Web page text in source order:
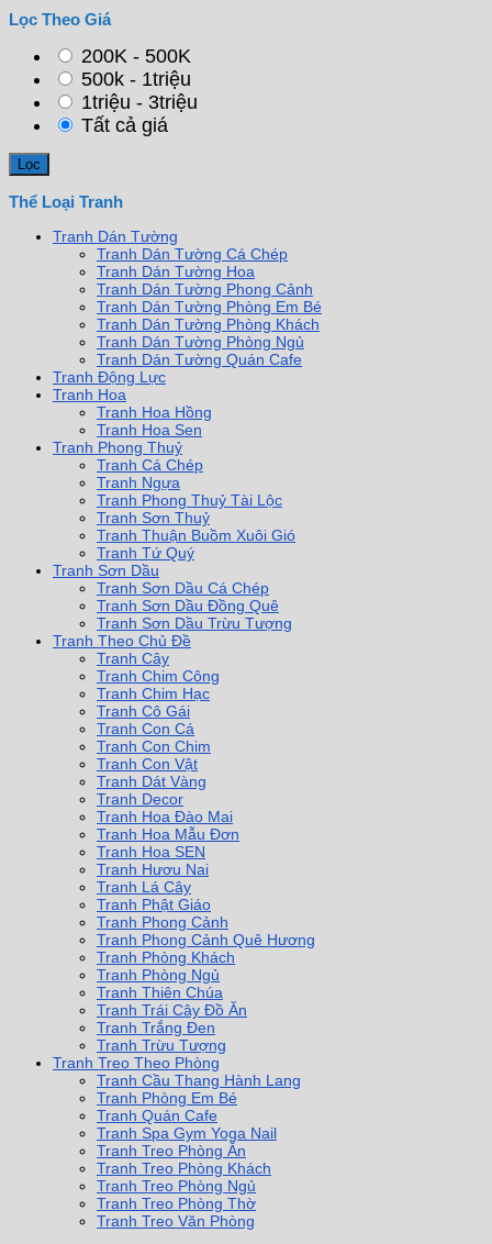
Lọc Theo Giá
200K - 500K
500k - 1triệu
1triệu - 3triệu
Tất cả giá
Thể Loại Tranh
Tranh Dán Tường
Tranh Dán Tường Cá Chép
Tranh Dán Tường Hoa
Tranh Dán Tường Phong Cảnh
Tranh Dán Tường Phòng Em Bé
Tranh Dán Tường Phòng Khách
Tranh Dán Tường Phòng Ngủ
Tranh Dán Tường Quán Cafe
Tranh Động Lực
Tranh Hoa
Tranh Hoa Hồng
Tranh Hoa Sen
Tranh Phong Thuỷ
Tranh Cá Chép
Tranh Ngựa
Tranh Phong Thuỷ Tài Lộc
Tranh Sơn Thuỷ
Tranh Thuận Buồm Xuôi Gió
Tranh Tứ Quý
Tranh Sơn Dầu
Tranh Sơn Dầu Cá Chép
Tranh Sơn Dầu Đồng Quê
Tranh Sơn Dầu Trừu Tượng
Tranh Theo Chủ Đề
Tranh Cây
Tranh Chim Công
Tranh Chim Hạc
Tranh Cô Gái
Tranh Con Cá
Tranh Con Chim
Tranh Con Vật
Tranh Dát Vàng
Tranh Decor
Tranh Hoa Đào Mai
Tranh Hoa Mẫu Đơn
Tranh Hoa SEN
Tranh Hươu Nai
Tranh Lá Cây
Tranh Phật Giáo
Tranh Phong Cảnh
Tranh Phong Cảnh Quê Hương
Tranh Phòng Khách
Tranh Phòng Ngủ
Tranh Thiên Chúa
Tranh Trái Cây Đồ Ăn
Tranh Trắng Đen
Tranh Trừu Tượng
Tranh Treo Theo Phòng
Tranh Cầu Thang Hành Lang
Tranh Phòng Em Bé
Tranh Quán Cafe
Tranh Spa Gym Yoga Nail
Tranh Treo Phòng Ăn
Tranh Treo Phòng Khách
Tranh Treo Phòng Ngủ
Tranh Treo Phòng Thờ
Tranh Treo Văn Phòng